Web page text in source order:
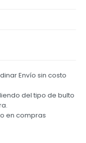
Envío sin costo
del tipo de bulto
en compras